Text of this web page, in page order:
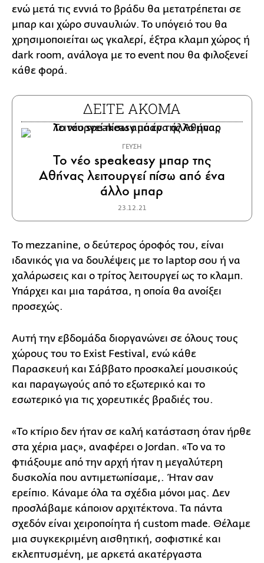
ενώ μετά τις εννιά το βράδυ θα μετατρέπεται σε
μπαρ και χώρο συναυλιών. Το υπόγειό του θα
χρησιμοποιείται ως γκαλερί, έξτρα κλαμπ χώρος ή
dark room, ανάλογα με το event που θα φιλοξενεί
κάθε φορά.
ΔΕΙΤΕ ΑΚΟΜΑ
ΓΕΥΣΗ
Το νέο speakeasy μπαρ της
Αθήνας λειτουργεί πίσω από ένα
άλλο μπαρ
23.12.21
Το mezzanine, o δεύτερος όροφός του, είναι
ιδανικός για να δουλέψεις με το laptop σου ή να
χαλάρωσεις και ο τρίτος λειτουργεί ως το κλαμπ.
Υπάρχει και μια ταράτσα, η οποία θα ανοίξει
προσεχώς.
Αυτή την εβδομάδα διοργανώνει σε όλους τους
χώρους του το Exist Festival, ενώ κάθε
Παρασκευή και Σάββατο προσκαλεί μουσικούς
και παραγωγούς από το εξωτερικό και το
εσωτερικό για τις χορευτικές βραδιές του.
«Το κτίριο δεν ήταν σε καλή κατάσταση όταν ήρθε
στα χέρια μας», αναφέρει ο Jordan. «Το να το
φτιάξουμε από την αρχή ήταν η μεγαλύτερη
δυσκολία που αντιμετωπίσαμε,. Ήταν σαν
ερείπιο. Κάναμε όλα τα σχέδια μόνοι μας. Δεν
προσλάβαμε κάποιον αρχιτέκτονα. Τα πάντα
σχεδόν είναι χειροποίητα ή custom made. Θέλαμε
μια συγκεκριμένη αισθητική, σοφιστικέ και
εκλεπτυσμένη, με αρκετά ακατέργαστα